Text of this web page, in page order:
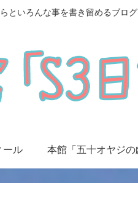
といろんな事を書き留めるブログ
ール